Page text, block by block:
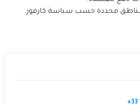
مناطق محددة حسب سياسة كارفور.
+33